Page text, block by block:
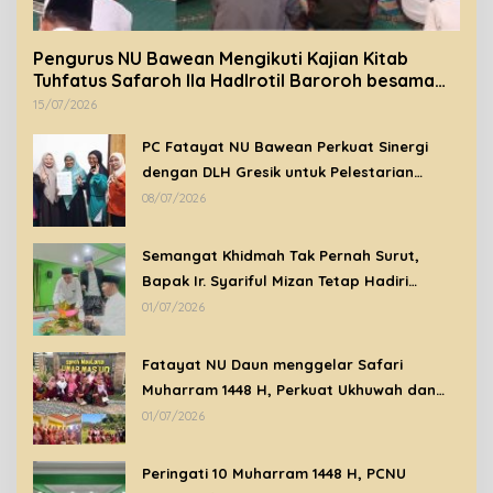
Pengurus NU Bawean Mengikuti Kajian Kitab
Tuhfatus Safaroh Ila Hadlrotil Baroroh besama
Syeikh Rohimuddin Nawawi Al-Bantani.
15/07/2026
PC Fatayat NU Bawean Perkuat Sinergi
dengan DLH Gresik untuk Pelestarian
Lingkungan di Bawean
08/07/2026
Semangat Khidmah Tak Pernah Surut,
Bapak Ir. Syariful Mizan Tetap Hadiri
Peringatan Tahun Baru Islam 1448 H di
01/07/2026
Fatayat NU Daun menggelar Safari
Muharram 1448 H, Perkuat Ukhuwah dan
Syiar Islam Melalui Ziarah Wali
01/07/2026
Peringati 10 Muharram 1448 H, PCNU